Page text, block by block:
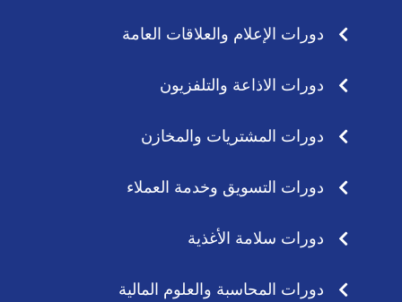
دورات الإعلام والعلاقات العامة
دورات الاذاعة والتلفزيون
دورات المشتريات والمخازن
دورات التسويق وخدمة العملاء
دورات سلامة الأغذية
دورات المحاسبة والعلوم المالية